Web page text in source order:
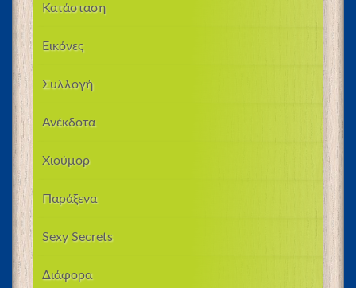
Κατάσταση
Εικόνες
Συλλογή
Ανέκδοτα
Χιούμορ
Παράξενα
Sexy Secrets
Διάφορα